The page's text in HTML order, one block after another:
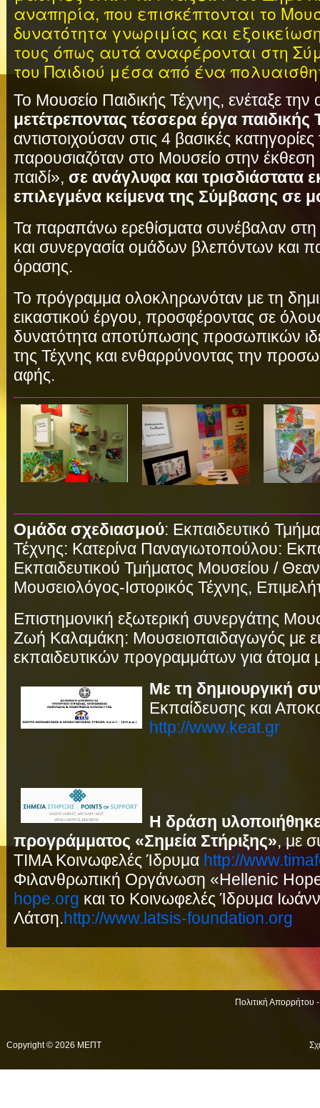
αναπηρία, που επισκέπτονται το
δυνατότητα γνωριμίας και
τους όπως αυτά αναφέρονται στη
του Παιδιού μέσα από ένα
Το Μουσείο Παιδικής Τέχνης, ενέταξε
μετέτρεποντας τέσσερα έργα παιδικής
αντιστοιχούσαν στις 4 βασικές
παρουσιαζόταν στο Μουσείο στην έκθεση
παιδί», σε ανάγλυφα και τρισδιάστατα
επιλεγμένα κείμενα της Σύμβασης σε
Τα παραπάνω ερεθίσματα συνέβαλαν στη
και συνεργασία ομάδων βλεπόντων και
όρασης.
Το πρόγραμμα ολοκληρωνόταν με τη
εικαστικού έργου, προσφέροντας σε
δυνατότητα αποτύπωσης προσωπικών
της Τέχνης και ενθαρρύνοντας την
αφής.
Ομάδα σχεδιασμού: Εκπαιδευτικό
Τέχνης: Κατερίνα Παναγιωτοπούλου:
Εκπαιδευτικού Τμήματος Μουσείου /
Μουσειολόγος-Ιστορικός Τέχνης,
Επιστημονική εξωτερική συνεργάτης
Ζωή Καλαμάκη: Μουσειοπαιδαγωγός με
εκπαιδευτικών προγραμμάτων για
Με τη δημιουργική
Εκπαίδευσης και
http://www.keat.gr
Η δράση
προγράμματος «Σημεία Στήριξης», με
ΤΙΜΑ Κοινωφελές Ίδρυμα http://
Φιλανθρωπική Οργάνωση «Hellenic
hope.org και το Κοινωφελές Ίδρυμα
Λάτση.http://www.latsis-foundation.org
Πολιτική
Copyright © 2026 ΜΕΠΤ